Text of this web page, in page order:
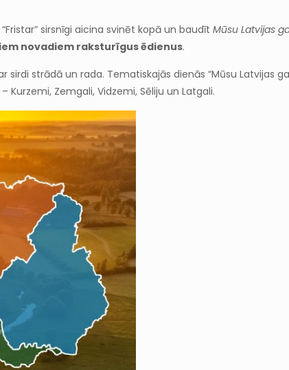
sirsnīgi aicina svinēt kopā un baudītMūsu Latvijas
novadiem raksturīgus ēdienus.
strādā un rada. Tematiskajās dienās “Mūsu Latvijas
Zemgali, Vidzemi, Sēliju un Latgali.